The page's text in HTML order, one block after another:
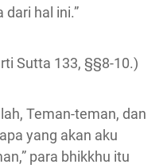
hal ini.”
Sutta 133, §§8-10.)
Teman-teman, dan
yang akan aku
para bhikkhu itu